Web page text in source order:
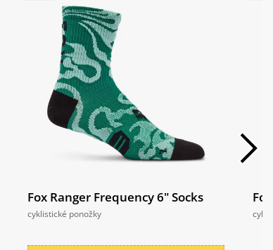
Fox Ranger Frequency 6" Socks
cyklistické ponožky